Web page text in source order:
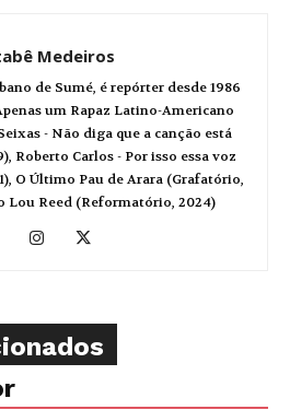
Medeiros
de Sumé, é repórter desde 1986
um Rapaz Latino-Americano
- Não diga que a canção está
Roberto Carlos - Por isso essa voz
O Último Pau de Arara (Grafatório,
Lou Reed (Reformatório, 2024)